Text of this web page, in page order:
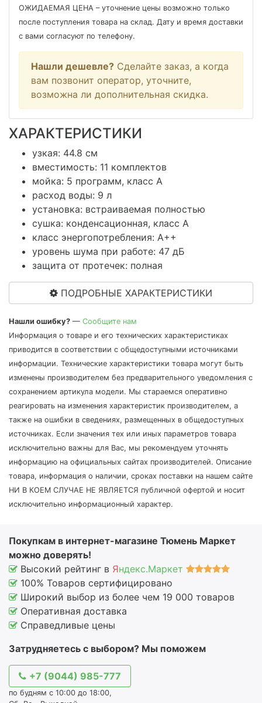
ОЖИДАЕМАЯ ЦЕНА – уточнение цены возможно только
после поступления товара на склад. Дату и время доставки
с вами согласуют по телефону.
Нашли дешевле? Сделайте заказ, а когда
вам позвонит оператор, уточните,
возможна ли дополнительная скидка.
ХАРАКТЕРИСТИКИ
узкая: 44.8 см
вместимость: 11 комплектов
мойка: 5 программ, класс A
расход воды: 9 л
установка: встраиваемая полностью
сушка: конденсационная, класс A
класс энергопотребления: A++
уровень шума при работе: 47 дБ
защита от протечек: полная
ПОДРОБНЫЕ ХАРАКТЕРИСТИКИ
Нашли ошибку? — Сообщите нам
Информация о товаре и его технических характеристиках
приводится в соответствии с общедоступными источниками
информации. Технические характеристики товара могут быть
изменены производителем без предварительного уведомления с
сохранением артикула модели. Мы стараемся оперативно
реагировать на изменения характеристик производителем, а
также на ошибки в сведениях, размещенных в общедоступных
источниках. Если значения тех или иных параметров товара
исключительно важны для Вас, мы рекомендуем уточнять
информацию на официальных сайтах производителей. Описание
товара, информация о наличии, сроках поставки на нашем сайте
НИ В КОЕМ СЛУЧАЕ НЕ ЯВЛЯЕТСЯ публичной офертой и носит
исключительно информационный характер.
Покупкам в интернет-магазине Тюмень Маркет
можно доверять!
Высокий рейтинг в Яндекс.Маркет
100% Товаров сертифицировано
Широкий выбор из более чем 19 000 товаров
Оперативная доставка
Справедливые цены
Затрудняетесь с выбором? Мы поможем
+7 (9044) 985-777
по будням с 10:00 до 18:00,